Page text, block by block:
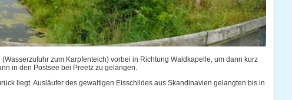
zum Karpfenteich) vorbei in Richtung Waldkapelle, um dann kurz
in den Postsee bei Preetz zu gelangen.
liegt. Ausläufer des gewaltigen Eisschildes aus Skandinavien gelangten bis in